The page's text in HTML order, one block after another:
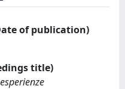
of publication)
title)